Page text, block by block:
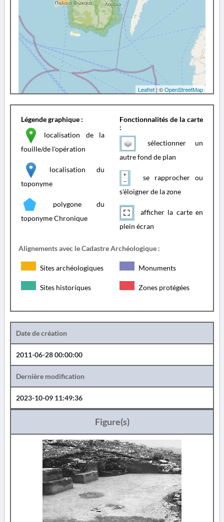
Leaflet | ©OpenStreetMap
Légende graphique :
localisation de la
fouille/de l'opération
localisation du
toponyme
polygone du
toponyme Chronique
Fonctionnalités de la carte
:
sélectionner un
autre fond de plan
se rapprocher ou
s'éloigner de la zone
afficher la carte en
plein écran
Alignements avec le Cadastre Archéologique :
Sites archéologiques Monuments
Sites historiques Zones protégées
Date de création
2011-06-28 00:00:00
Dernière modification
2023-10-09 11:49:36
Figure(s)